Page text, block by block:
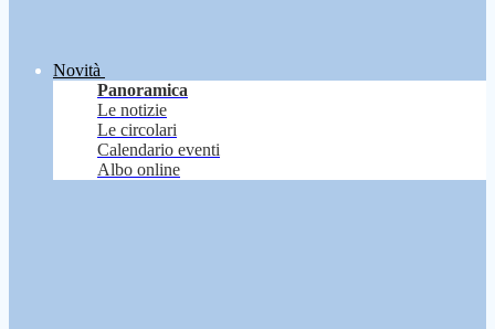
Novità
Panoramica
Le notizie
Le circolari
Calendario eventi
Albo online